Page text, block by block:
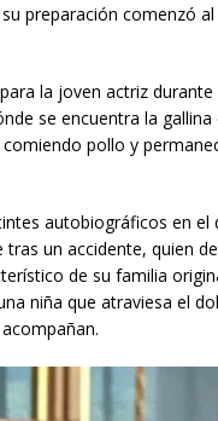
preparación comenzó
la joven actriz durante
se encuentra la
pollo y
autobiográficos en
un accidente, quien
de su familia
niña que atraviesa el